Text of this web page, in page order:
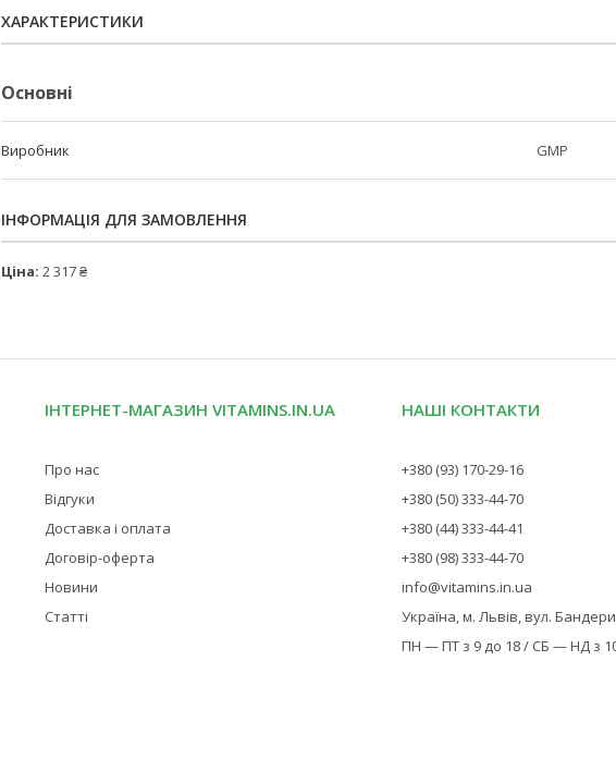
ХАРАКТЕРИСТИКИ
Основні
Виробник GMP
ІНФОРМАЦІЯ ДЛЯ ЗАМОВЛЕННЯ
Ціна: 2 317 ₴
ІНТЕРНЕТ-МАГАЗИН VITAMINS.IN.UA
Про нас
Відгуки
Доставка і оплата
Договір-оферта
Новини
Статті
НАШІ КОНТАКТИ
+380 (93) 170-29-16
+380 (50) 333-44-70
+380 (44) 333-44-41
+380 (98) 333-44-70
info@vitamins.in.ua
Україна, м. Львів, вул.
ПН — ПТ з 9 до 18 / СБ — НД з